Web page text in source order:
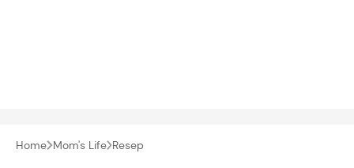
Home Mom's Life Resep